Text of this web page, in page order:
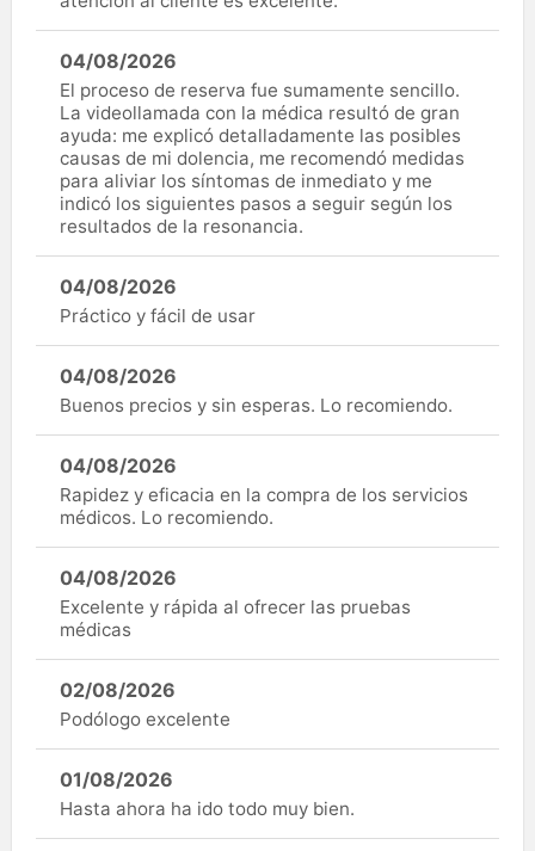
04/08/2026
El proceso de reserva fue sumamente sencillo.
La videollamada con la médica resultó de gran
ayuda: me explicó detalladamente las posibles
causas de mi dolencia, me recomendó medidas
para aliviar los síntomas de inmediato y me
indicó los siguientes pasos a seguir según los
resultados de la resonancia.
04/08/2026
Práctico y fácil de usar
04/08/2026
Buenos precios y sin esperas. Lo recomiendo.
04/08/2026
Rapidez y eficacia en la compra de los servicios
médicos. Lo recomiendo.
04/08/2026
Excelente y rápida al ofrecer las pruebas
médicas
02/08/2026
Podólogo excelente
01/08/2026
Hasta ahora ha ido todo muy bien.